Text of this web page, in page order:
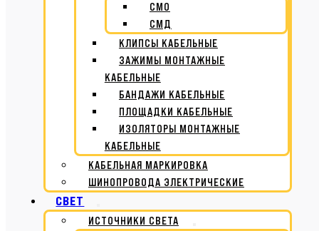
СМО
СМД
КЛИПСЫ КАБЕЛЬНЫЕ
ЗАЖИМЫ МОНТАЖНЫЕ
КАБЕЛЬНЫЕ
БАНДАЖИ КАБЕЛЬНЫЕ
ПЛОЩАДКИ КАБЕЛЬНЫЕ
ИЗОЛЯТОРЫ МОНТАЖНЫЕ
КАБЕЛЬНЫЕ
КАБЕЛЬНАЯ МАРКИРОВКА
ШИНОПРОВОДА ЭЛЕКТРИЧЕСКИЕ
СВЕТ
ИСТОЧНИКИ СВЕТА